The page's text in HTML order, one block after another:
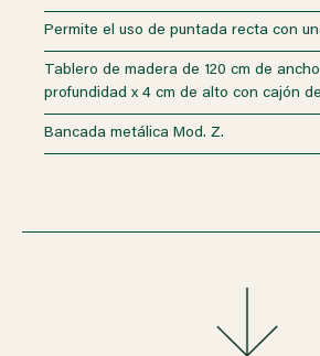
Permite el uso de puntada recta con
Tablero de madera de 120 cm de
profundidad x 4 cm de alto con cajón
Bancada metálica Mod. Z.